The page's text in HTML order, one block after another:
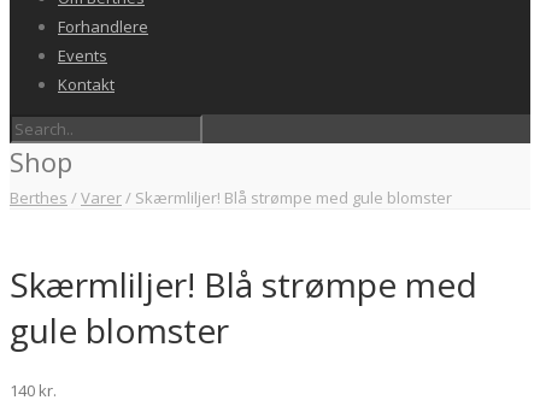
Forhandlere
Events
Kontakt
Shop
Berthes /Varer/ Skærmliljer! Blå strømpe med gule blomster
Skærmliljer! Blå strømpe med
gule blomster
140 kr.